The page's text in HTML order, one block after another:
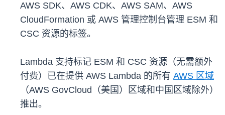
AWS SDK、AWS CDK、AWS SAM、AWS
CloudFormation 或 AWS 管理控制台管理 ESM 和
CSC 资源的标签。
Lambda 支持标记 ESM 和 CSC 资源（无需额外
付费）已在提供 AWS Lambda 的所有 AWS 区域
（AWS GovCloud（美国）区域和中国区域除外）
推出。